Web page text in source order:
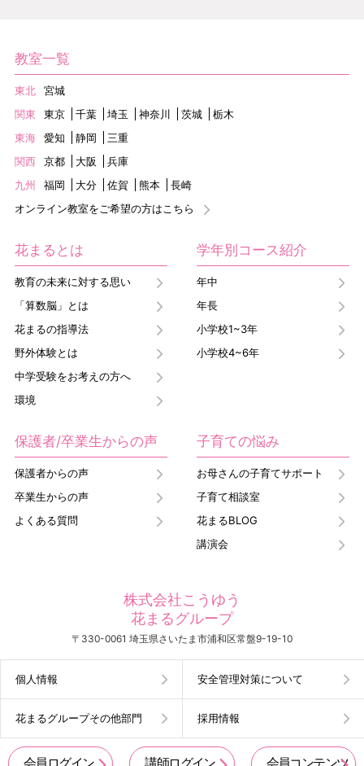
教室一覧
東北
宮城
関東
東京 千葉 埼玉 神奈川 茨城
栃木
東海
愛知 静岡
三重
関西
京都 大阪
兵庫
九州
福岡 大分 佐賀 熊本
長崎
オンライン教室をご希望の方はこちら
花まるとは
教育の未来に対する思い
「算数脳」とは
花まるの指導法
野外体験とは
中学受験をお考えの方へ
環境
学年別コース紹介
年中
年長
小学校1~3年
小学校4~6年
保護者/卒業生からの声
保護者からの声
卒業生からの声
よくある質問
子育ての悩み
お母さんの子育てサポート
子育て相談室
花まるBLOG
講演会
株式会社こうゆう
花まるグループ
〒330-0061 埼玉県さいたま市浦和区常盤9-19-10
個人情報 安全管理対策について
花まるグループその他部門 採用情報
会員ログイン 講師ログイン 会員コンテンツ